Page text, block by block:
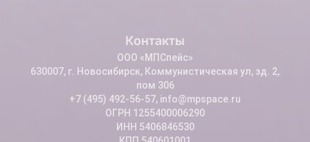
Контакты
ООО «МПСпейс»
630007, г. Новосибирск, Коммунистическая ул, зд. 2,
пом 306
+7 (495) 492-56-57, info@mpspace.ru
ОГРН 1255400006290
ИНН 5406846530